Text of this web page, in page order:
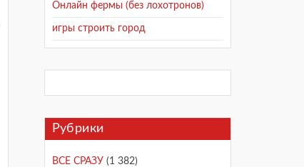
Онлайн фермы (без лохотронов)
игры строить город
Рубрики
ВСЕ СРАЗУ (1 382)